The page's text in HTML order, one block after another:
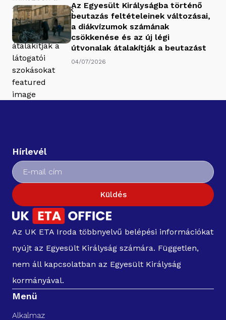
Az Egyesült Királyságba történő
beutazás feltételeinek változásai,
a diákvízumok számának
csökkenése és az új légi
útvonalak átalakítják a beutazást
04/07/2026
Hírlevél
Küldés
Az UK ETA Iroda többnyelvű belépési információkat
nyújt az Egyesült Királyság számára. Független,
nem áll kapcsolatban az Egyesült Királyság
kormányával.
Menü
Alkalmaz